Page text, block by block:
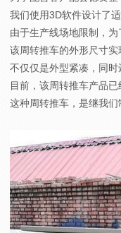
我们使用3D软件设计了
由于生产线场地限制，
该周转推车的外形尺寸实
不仅仅是外型紧凑，同时
目前，该周转推车产品已
这种周转推车，是继我们